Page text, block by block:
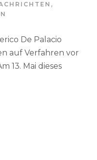
,
De Palacio
auf Verfahren vor
13. Mai dieses